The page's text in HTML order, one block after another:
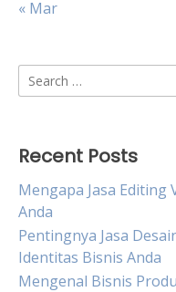
« Mar
Search
for:
Recent Posts
Mengapa Jasa
Anda
Pentingnya Jasa
Identitas Bisnis Anda
Mengenal Bisnis